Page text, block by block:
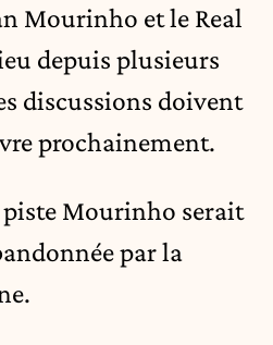
Mourinho et le Real
depuis plusieurs
discussions doivent
prochainement.
Mourinho serait
par la